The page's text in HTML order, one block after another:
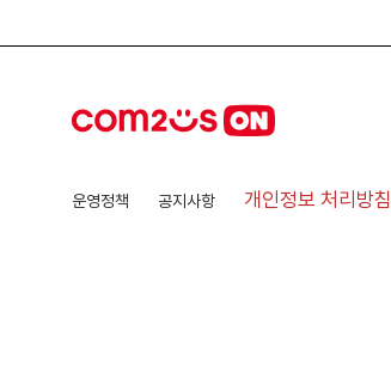
운영정책 공지사항 개인정보 처리방침